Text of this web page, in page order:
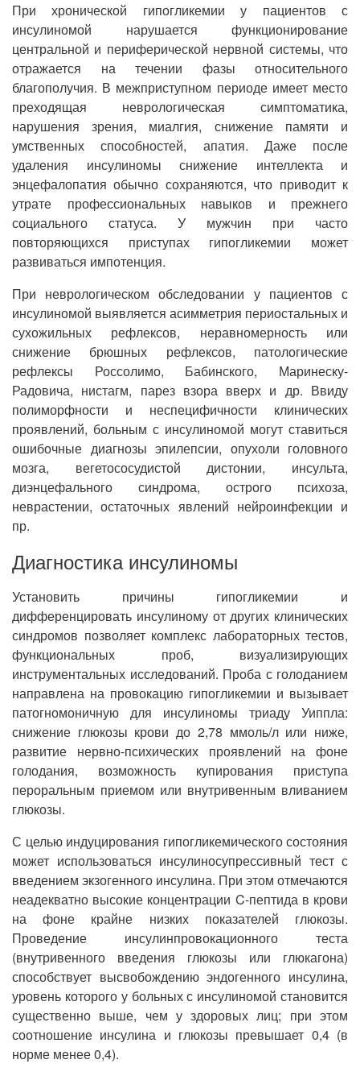
При хронической гипогликемии у пациентов с
инсулиномой нарушается функционирование
центральной и периферической нервной системы, что
отражается на течении фазы относительного
благополучия. В межприступном периоде имеет место
преходящая неврологическая симптоматика,
нарушения зрения, миалгия, снижение памяти и
умственных способностей, апатия. Даже после
удаления инсулиномы снижение интеллекта и
энцефалопатия обычно сохраняются, что приводит к
утрате профессиональных навыков и прежнего
социального статуса. У мужчин при часто
повторяющихся приступах гипогликемии может
развиваться импотенция.
При неврологическом обследовании у пациентов с
инсулиномой выявляется асимметрия периостальных и
сухожильных рефлексов, неравномерность или
снижение брюшных рефлексов, патологические
рефлексы Россолимо, Бабинского, Маринеску-
Радовича, нистагм, парез взора вверх и др. Ввиду
полиморфности и неспецифичности клинических
проявлений, больным с инсулиномой могут ставиться
ошибочные диагнозы эпилепсии, опухоли головного
мозга, вегетососудистой дистонии, инсульта,
диэнцефального синдрома, острого психоза,
неврастении, остаточных явлений нейроинфекции и
пр.
Диагностика инсулиномы
Установить причины гипогликемии и
дифференцировать инсулиному от других клинических
синдромов позволяет комплекс лабораторных тестов,
функциональных проб, визуализирующих
инструментальных исследований. Проба с голоданием
направлена на провокацию гипогликемии и вызывает
патогномоничную для инсулиномы триаду Уиппла:
снижение глюкозы крови до 2,78 ммоль/л или ниже,
развитие нервно-психических проявлений на фоне
голодания, возможность купирования приступа
пероральным приемом или внутривенным вливанием
глюкозы.
С целью индуцирования гипогликемического состояния
может использоваться инсулиносупрессивный тест с
введением экзогенного инсулина. При этом отмечаются
неадекватно высокие концентрации C-пептида в крови
на фоне крайне низких показателей глюкозы.
Проведение инсулинпровокационного теста
(внутривенного введения глюкозы или глюкагона)
способствует высвобождению эндогенного инсулина,
уровень которого у больных с инсулиномой становится
существенно выше, чем у здоровых лиц; при этом
соотношение инсулина и глюкозы превышает 0,4 (в
норме менее 0,4).